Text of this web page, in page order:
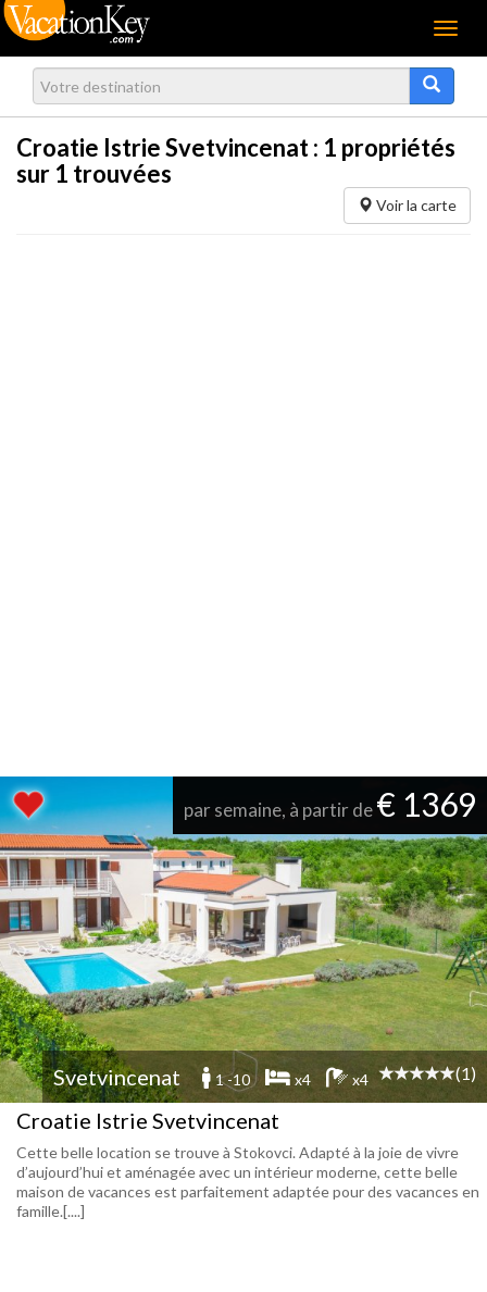
Menu
Croatie Istrie Svetvincenat : 1 propriétés
sur 1 trouvées
Voir la carte
par semaine, à partir de€ 1369
Svetvincenat 1 -10 x4 x4 (1)
Croatie Istrie Svetvincenat
Cette belle location se trouve à Stokovci. Adapté à la joie de vivre
d’aujourd’hui et aménagée avec un intérieur moderne, cette belle
maison de vacances est parfaitement adaptée pour des vacances en
famille.[....]